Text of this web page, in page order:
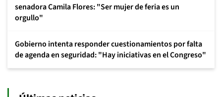
senadora Camila Flores: "Ser mujer de feria es un
orgullo"
Gobierno intenta responder cuestionamientos por falta
de agenda en seguridad: "Hay iniciativas en el Congreso"